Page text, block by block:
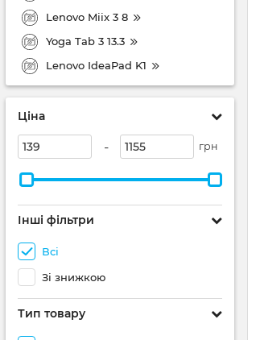
Lenovo Miix 3 8
Yoga Tab 3 13.3
Lenovo IdeaPad K1
Ціна
- грн
Інші фільтри
Всі
Зі знижкою
Тип товару